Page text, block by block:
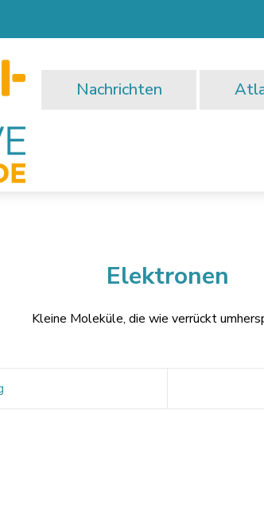
Nachrichten
Elektronen
Kleine Moleküle, die wie verrückt